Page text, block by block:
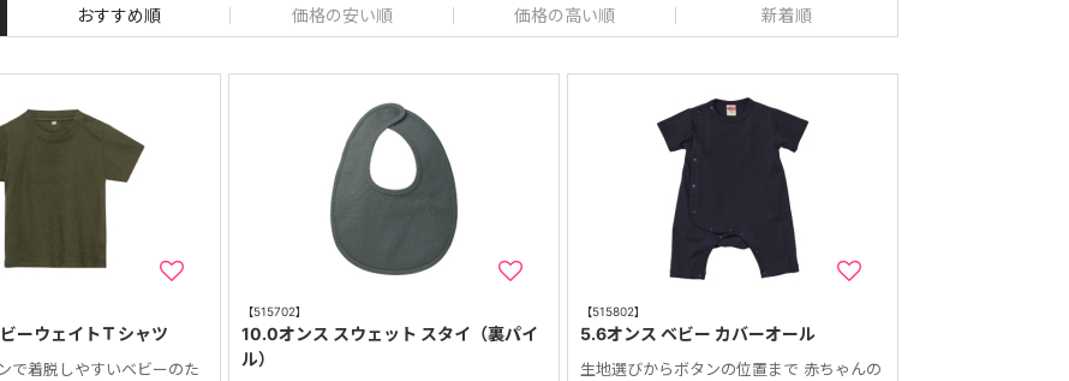
おすすめ順 価格の安い順 価格の高い順 新着順
ーウェイトＴシャツ
で着脱しやすいベビーのた
【515702】
10.0オンス スウェット スタイ（裏パイ
ル）
【515802】
5.6オンス ベビー カバーオール
生地選びからボタンの位置まで 赤ちゃんの